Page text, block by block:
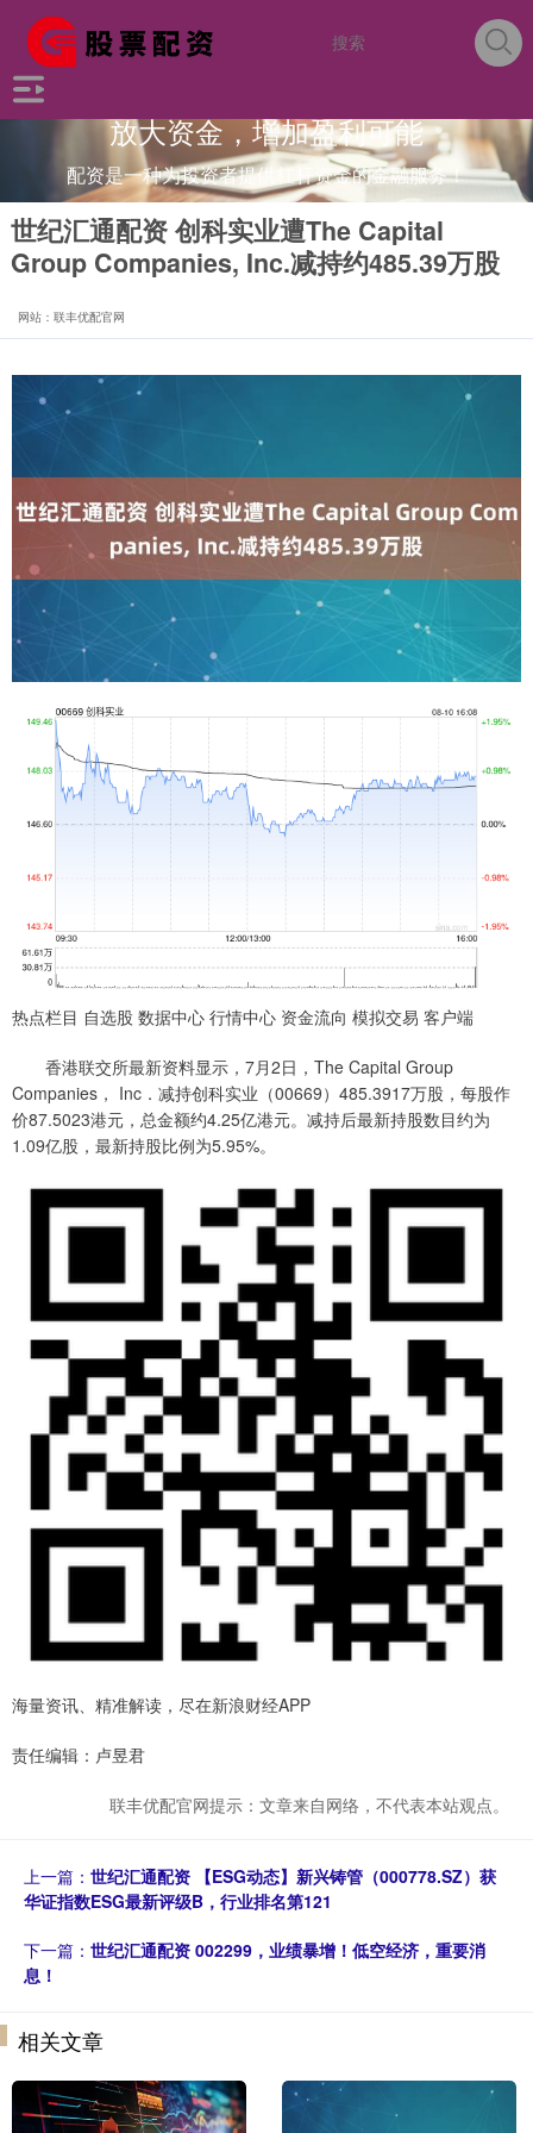
放大资金，增加盈利可能
配资是一种为投资者提供杠杆资金的金融服务！
世纪汇通配资 创科实业遭The Capital
Group Companies, Inc.减持约485.39万股
网站：联丰优配官网
热点栏目 自选股 数据中心 行情中心 资金流向 模拟交易 客户端
香港联交所最新资料显示，7月2日，The Capital Group
Companies， Inc．减持创科实业（00669）485.3917万股，每股作
价87.5023港元，总金额约4.25亿港元。减持后最新持股数目约为
1.09亿股，最新持股比例为5.95%。
海量资讯、精准解读，尽在新浪财经APP
责任编辑：卢昱君
联丰优配官网提示：文章来自网络，不代表本站观点。
上一篇： 世纪汇通配资 【ESG动态】新兴铸管（000778.SZ）获
华证指数ESG最新评级B，行业排名第121
下一篇： 世纪汇通配资 002299，业绩暴增！低空经济，重要消
息！
相关文章